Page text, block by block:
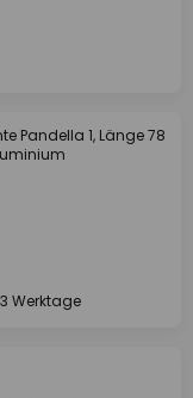
Pandella 1, Länge 78
Werktage